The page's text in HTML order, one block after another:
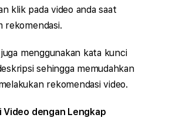
klik pada video anda saat
rekomendasi.
menggunakan kata kunci
sehingga memudahkan
rekomendasi video.
Video dengan Lengkap